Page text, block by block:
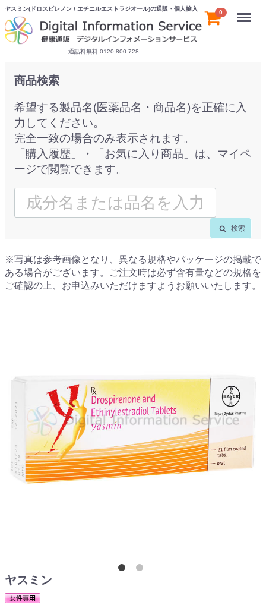
ヤスミン(ドロスピレノン / エチニルエストラジオール)の通販・個人輸入
通話料無料 0120-800-728
0 Menu
商品検索
希望する製品名(医薬品名・商品名)を正確に入
力してください。
完全一致の場合のみ表示されます。
「購入履歴」・「お気に入り商品」は、マイペ
ージで閲覧できます。
検索
※写真は参考画像となり、異なる規格やパッケージの掲載で
ある場合がございます。ご注文時は必ず含有量などの規格を
ご確認の上、お申込みいただけますようお願いいたします。
ヤスミン